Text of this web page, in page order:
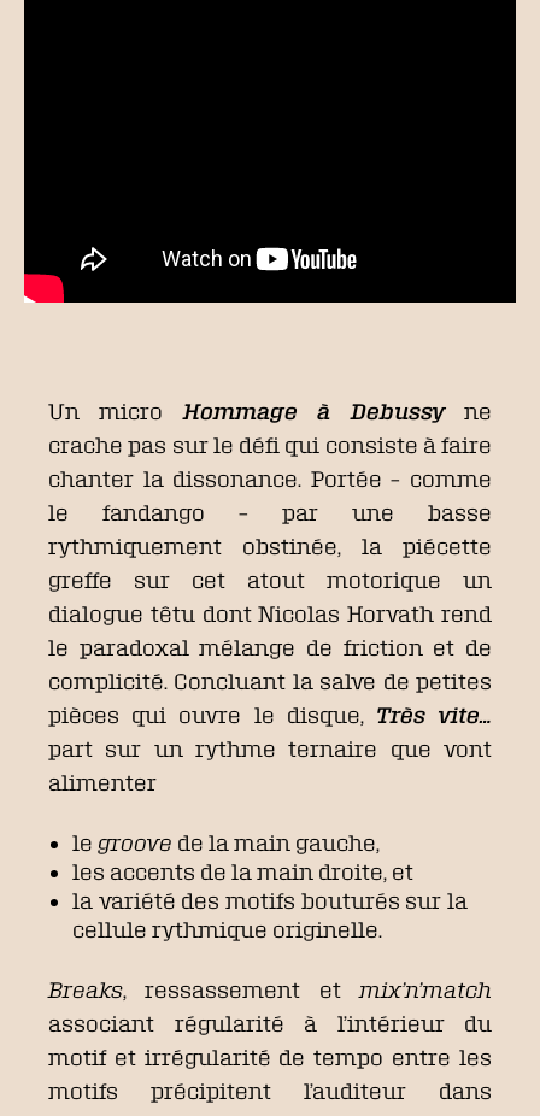
Un microHommage à Debussyne
crache pas sur le défi qui consiste à faire
chanter la dissonance. Portée – comme
le fandango – par une basse
rythmiquement obstinée, la piécette
greffe sur cet atout motorique un
dialogue têtu dont Nicolas Horvath rend
le paradoxal mélange de friction et de
complicité. Concluant la salve de petites
pièces qui ouvre le disque, Très vite…
part sur un rythme ternaire que vont
alimenter
le groove de la main gauche,
les accents de la main droite, et
la variété des motifs bouturés sur la
cellule rythmique originelle.
Breaks, ressassement et mix’n’match
associant régularité à l’intérieur du
motif et irrégularité de tempo entre les
motifs précipitent l’auditeur dans